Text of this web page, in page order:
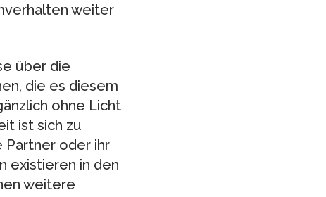
weiter
über die
die es diesem
ohne Licht
ist sich zu
Partner oder ihr
existieren in den
weitere